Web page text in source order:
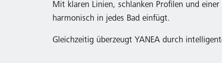
Mit klaren Linien, schlanken Profilen und
harmonisch in jedes Bad einfügt.
Gleichzeitig überzeugt YANEA durch